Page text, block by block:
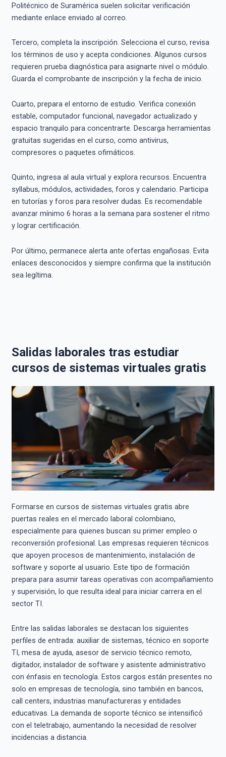
Politécnico de Suramérica suelen solicitar verificación
mediante enlace enviado al correo.
Tercero, completa la inscripción. Selecciona el curso, revisa
los términos de uso y acepta condiciones. Algunos cursos
requieren prueba diagnóstica para asignarte nivel o módulo.
Guarda el comprobante de inscripción y la fecha de inicio.
Cuarto, prepara el entorno de estudio. Verifica conexión
estable, computador funcional, navegador actualizado y
espacio tranquilo para concentrarte. Descarga herramientas
gratuitas sugeridas en el curso, como antivirus,
compresores o paquetes ofimáticos.
Quinto, ingresa al aula virtual y explora recursos. Encuentra
syllabus, módulos, actividades, foros y calendario. Participa
en tutorías y foros para resolver dudas. Es recomendable
avanzar mínimo 6 horas a la semana para sostener el ritmo
y lograr certificación.
Por último, permanece alerta ante ofertas engañosas. Evita
enlaces desconocidos y siempre confirma que la institución
sea legítima.
Salidas laborales tras estudiar
cursos de sistemas virtuales gratis
Formarse en cursos de sistemas virtuales gratis abre
puertas reales en el mercado laboral colombiano,
especialmente para quienes buscan su primer empleo o
reconversión profesional. Las empresas requieren técnicos
que apoyen procesos de mantenimiento, instalación de
software y soporte al usuario. Este tipo de formación
prepara para asumir tareas operativas con acompañamiento
y supervisión, lo que resulta ideal para iniciar carrera en el
sector TI.
Entre las salidas laborales se destacan los siguientes
perfiles de entrada: auxiliar de sistemas, técnico en soporte
TI, mesa de ayuda, asesor de servicio técnico remoto,
digitador, instalador de software y asistente administrativo
con énfasis en tecnología. Estos cargos están presentes no
solo en empresas de tecnología, sino también en bancos,
call centers, industrias manufactureras y entidades
educativas. La demanda de soporte técnico se intensificó
con el teletrabajo, aumentando la necesidad de resolver
incidencias a distancia.